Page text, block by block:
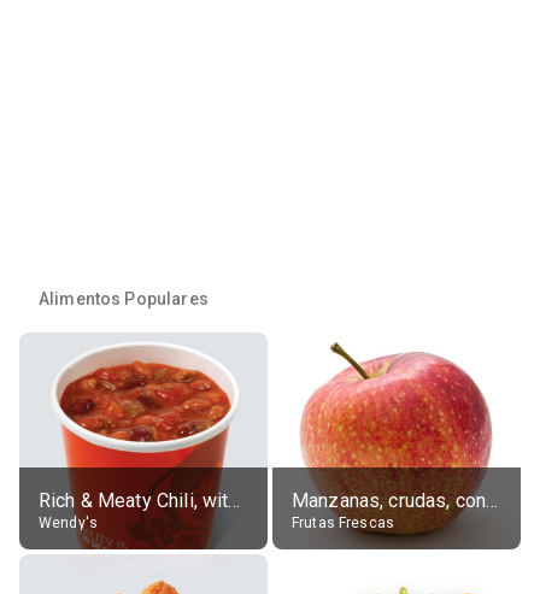
Alimentos Populares
Rich & Meaty Chili, without toppings, large
Wendy's
Manzanas, crudas, con piel
Frutas Frescas